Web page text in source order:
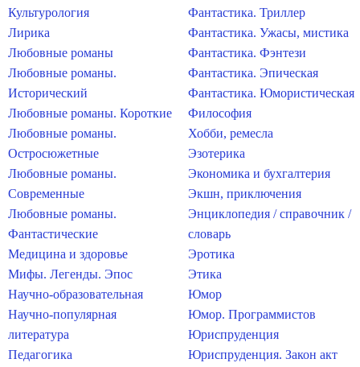
Культурология
Лирика
Любовные романы
Любовные романы.
Исторический
Любовные романы. Короткие
Любовные романы.
Остросюжетные
Любовные романы.
Современные
Любовные романы.
Фантастические
Медицина и здоровье
Мифы. Легенды. Эпос
Научно-образовательная
Научно-популярная
литература
Педагогика
Фантастика. Триллер
Фантастика. Ужасы, мистика
Фантастика. Фэнтези
Фантастика. Эпическая
Фантастика. Юмористическая
Философия
Хобби, ремесла
Эзотерика
Экономика и бухгалтерия
Экшн, приключения
Энциклопедия / справочник /
словарь
Эротика
Этика
Юмор
Юмор. Программистов
Юриспруденция
Юриспруденция. Закон акт